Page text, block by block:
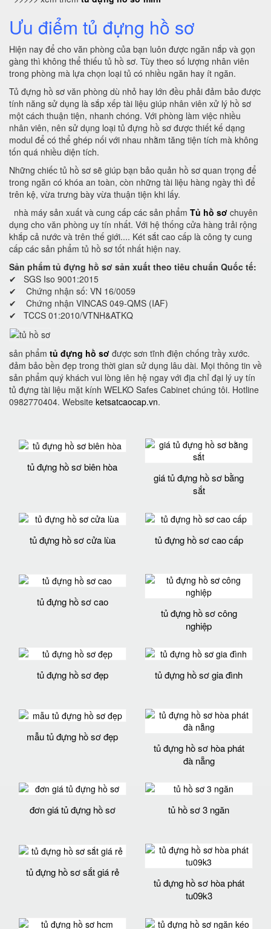
Ưu điểm tủ đựng hồ sơ
Hiện nay để cho văn phòng của bạn luôn được ngăn nắp và gọn
gàng thì không thể thiếu tủ hồ sơ. Tùy theo số lượng nhân viên
trong phòng mà lựa chọn loại tủ có nhiều ngăn hay ít ngăn.
Tủ đựng hồ sơ văn phòng dù nhỏ hay lớn đều phải đảm bảo được
tính năng sử dụng là sắp xếp tài liệu giúp nhân viên xử lý hồ sơ
một cách thuận tiện, nhanh chóng. Với phòng làm việc nhiều
nhân viên, nên sử dụng loại tủ đựng hồ sơ được thiết kế dạng
modul để có thể ghép nối với nhau nhằm tăng tiện tích mà không
tốn quá nhiều diện tích.
Những chiếc tủ hồ sơ sẽ giúp bạn bảo quản hồ sơ quan trọng để
trong ngăn có khóa an toàn, còn những tài liệu hàng ngày thì để
trên kệ, vừa trưng bày vừa thuận tiện khi lấy.
nhà máy sản xuất và cung cấp các sản phẩm Tủ hồ sơ chuyên
dụng cho văn phòng uy tín nhất. Với hệ thống cửa hàng trải rộng
khắp cả nước và trên thế giới.... Két sắt cao cấp là công ty cung
cấp các sản phẩm tủ hồ sơ tốt nhất hiện nay.
Sản phẩm tủ đựng hồ sơ sản xuất theo tiêu chuẩn Quốc tế:
✔ SGS Iso 9001:2015
✔ Chứng nhận số: VN 16/0059
✔ Chứng nhận VINCAS 049-QMS (IAF)
✔ TCCS 01:2010/VTNH&ATKQ
sản phẩm tủ đựng hồ sơ được sơn tĩnh điện chống trầy xước.
đảm bảo bền đẹp trong thời gian sử dụng lâu dài. Mọi thông tin về
sản phẩm quý khách vui lòng iên hệ ngay với địa chỉ đại lý uy tín
tủ đựng tài liệu mặt kính WELKO Safes Cabinet chúng tôi. Hotline
0982770404. Website ketsatcaocap.vn.
tủ đựng hồ sơ biên hòa
giá tủ đựng hồ sơ bằng
sắt
tủ đựng hồ sơ cửa lùa tủ đựng hồ sơ cao cấp
tủ đựng hồ sơ cao
tủ đựng hồ sơ công
nghiệp
tủ đựng hồ sơ đẹp tủ đựng hồ sơ gia đình
mẫu tủ đựng hồ sơ đẹp
tủ đựng hồ sơ hòa phát
đà nẵng
đơn giá tủ đựng hồ sơ tủ hồ sơ 3 ngăn
tủ đựng hồ sơ sắt giá rẻ
tủ đựng hồ sơ hòa phát
tu09k3